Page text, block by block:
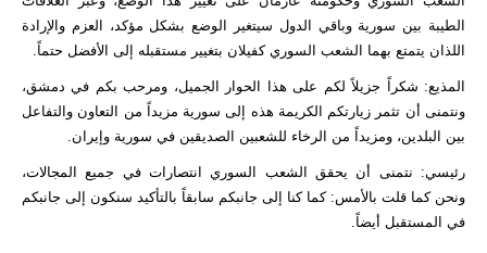
الطيبة بين سورية وباقي الدول سيتغير الوضع بشكل مؤكد، العزم والإرادة
اللذان يتمتع بهما الشعب السوري كفيلان بتغيير مستقبله إلى الأفضل حتماً.
المذيع: شكراً جزيلاً لكم على هذا الحوار الجميل، ومرحب بكم في دمشق،
ونتمنى أن تثمر زيارتكم الكريمة هذه إلى سورية مزيداً من التعاون والتفاعل
بين البلدين، ومزيداً من الرخاء للشعبين الصديقين في سورية وإيران.
رئيسي: نتمنى أن يحقق الشعب السوري انتصارات في جميع المجالات،
ونحن كما قلت بالأمس: كما كنا إلى جانبكم سابقاً بالتأكيد سنكون إلى جانبكم
في المستقبل أيضاً.